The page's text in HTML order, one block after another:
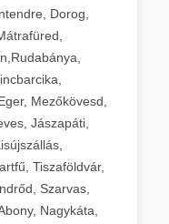
Dorog,
Mezőkövesd,
Jászapáti,
Tiszaföldvár,
Szarvas,
Nagykáta,